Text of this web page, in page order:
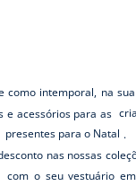
como intemporal, na
e acessórios para as
presentes para o Natal .
nas nossas
com o seu vestuário